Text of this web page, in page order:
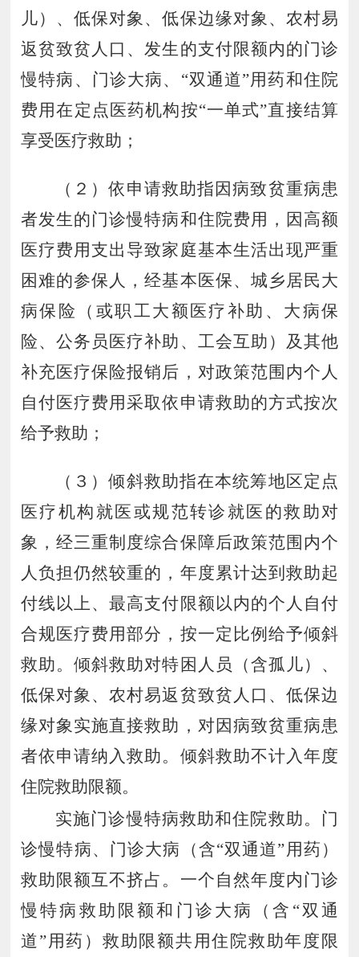
儿）、低保对象、低保边缘对象、农村易
返贫致贫人口、发生的支付限额内的门诊
慢特病、门诊大病、 “双通道”用药和住院
费用在定点医药机构按“一单式”直接结算
享受医疗救助；
（２）依申请救助指因病致贫重病患
者发生的门诊慢特病和住院费用，因高额
医疗费用支出导致家庭基本生活出现严重
困难的参保人，经基本医保、城乡居民大
病保险（或职工大额医疗补助、大病保
险、公务员医疗补助、工会互助）及其他
补充医疗保险报销后，对政策范围内个人
自付医疗费用采取依申请救助的方式按次
给予救助；
（３）倾斜救助指在本统筹地区定点
医疗机构就医或规范转诊就医的救助对
象，经三重制度综合保障后政策范围内个
人负担仍然较重的，年度累计达到救助起
付线以上、最高支付限额以内的个人自付
合规医疗费用部分，按一定比例给予倾斜
救助。倾斜救助对特困人员（含孤儿）、
低保对象、农村易返贫致贫人口、低保边
缘对象实施直接救助，对因病致贫重病患
者依申请纳入救助。倾斜救助不计入年度
住院救助限额。
实施门诊慢特病救助和住院救助。门
诊慢特病、门诊大病（含“双通道”用药）
救助限额互不挤占。一个自然年度内门诊
慢特病救助限额和门诊大病（含 “双通
道”用药） 救助限额共用住院救助年度限